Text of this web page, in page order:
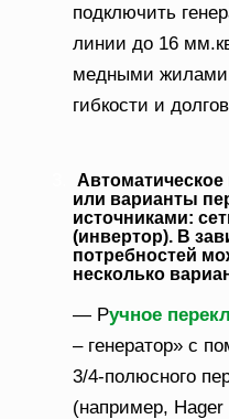
подключить
линии до 16
медными жилами
гибкости и
Автоматическое
или варианты
источниками:
(инвертор). В
потребностей
несколько
— Ручное
– генератор» с
3/4-полюсного
(например, Hager